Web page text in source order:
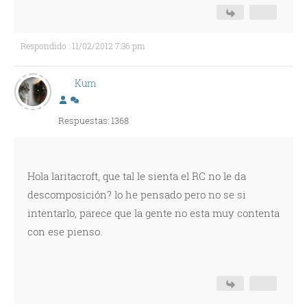
Respondido : 11/02/2012 7:36 pm
Kum
Respuestas: 1368
Hola laritacroft, que tal le sienta el RC no le da
descomposición? lo he pensado pero no se si
intentarlo, parece que la gente no esta muy contenta
con ese pienso.